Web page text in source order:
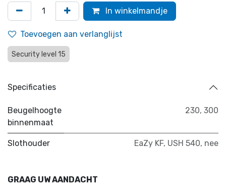
In winkelmandje
Toevoegen aan verlanglijst
Security level 15
Specificaties
Beugelhoogte
binnenmaat
230, 300
Slothouder EaZy KF, USH 540, nee
GRAAG UW AANDACHT